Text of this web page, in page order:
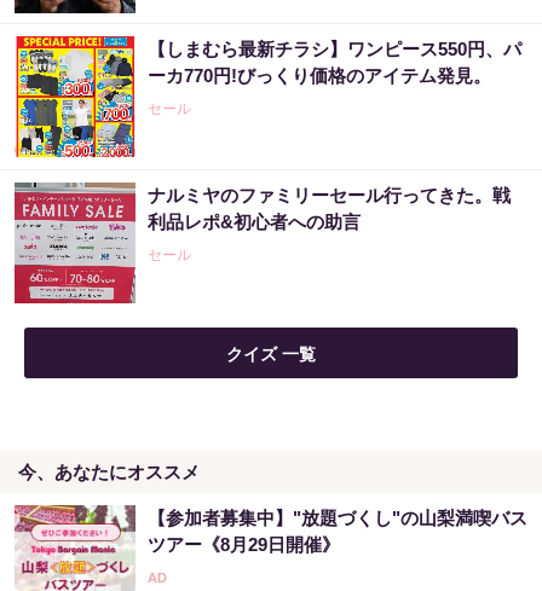
【しまむら最新チラシ】ワンピース550円、パ
ーカ770円!びっくり価格のアイテム発見。
セール
ナルミヤのファミリーセール行ってきた。戦
利品レポ&初心者への助言
セール
クイズ 一覧
今、あなたにオススメ
【参加者募集中】"放題づくし"の山梨満喫バス
ツアー《8月29日開催》